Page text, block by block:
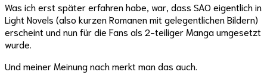
Was ich erst später erfahren habe, war, dass SAO eigentlich in
Light Novels (also kurzen Romanen mit gelegentlichen Bildern)
erscheint und nun für die Fans als 2-teiliger Manga umgesetzt
wurde.
Und meiner Meinung nach merkt man das auch.